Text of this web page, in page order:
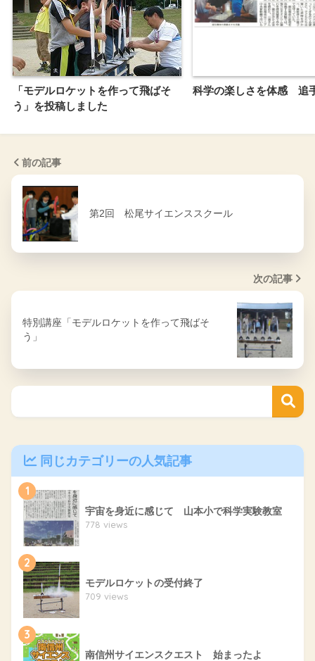
「モデルロケットを作って飛ばそ
う」を投稿しました
科学の楽しさを体感 追
前の記事
第2回 松尾サイエンススクール
次の記事
特別講座「モデルロケットを作って飛ばそ
う」
同じカテゴリーの人気記事
1
宇宙を身近に感じて 山本小で科学実験教室
778 views
2
モデルロケットの受付終了
709 views
3
南信州サイエンスクエスト 始まったよ